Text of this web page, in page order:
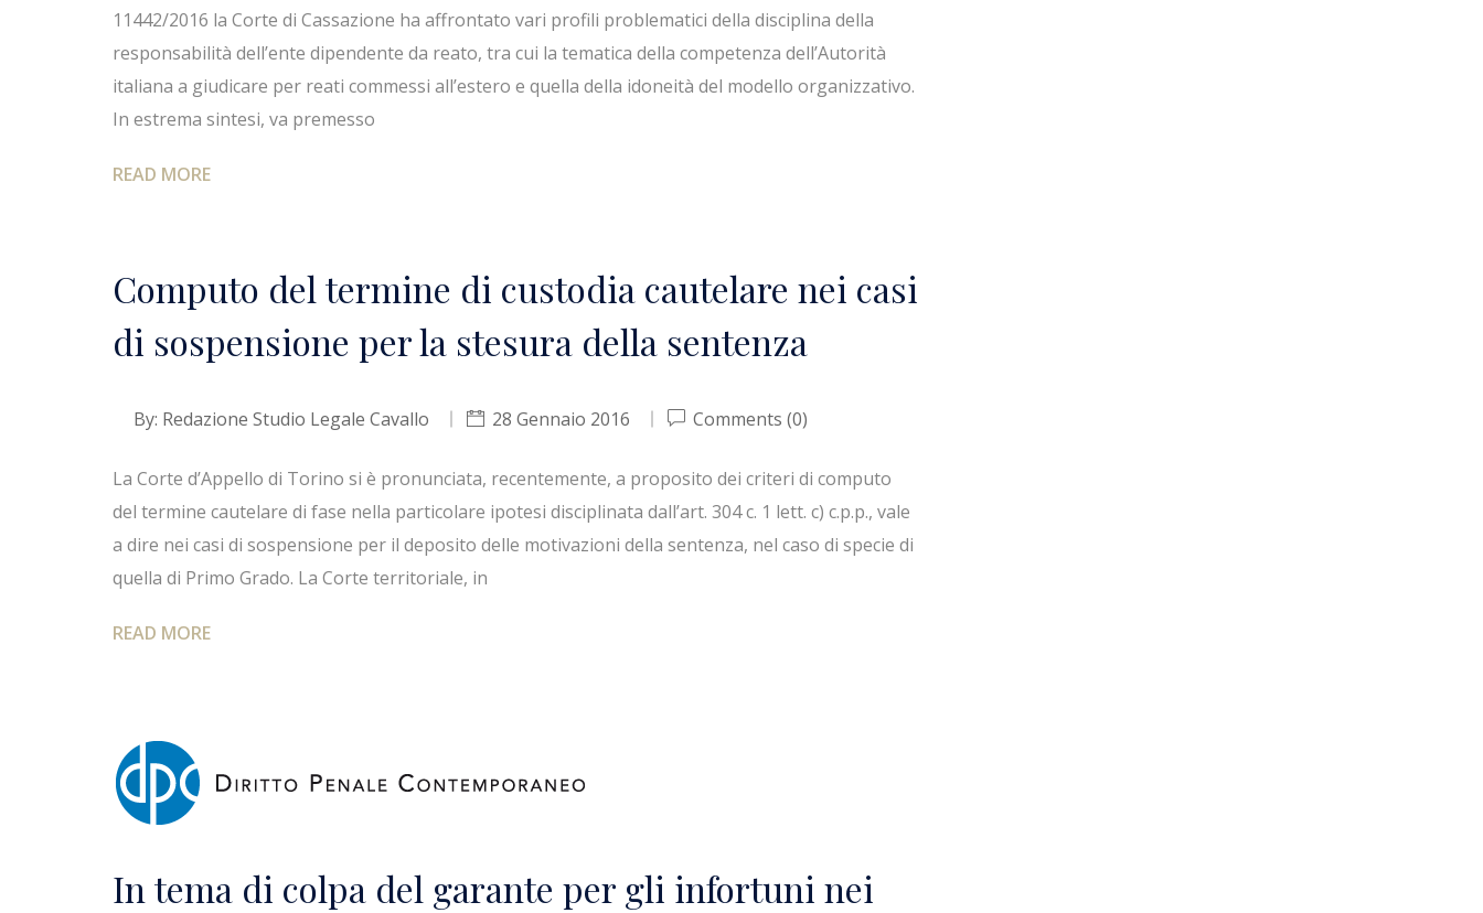
11442/2016 la Corte di Cassazione ha affrontato vari profili problematici della disciplina della
responsabilità dell’ente dipendente da reato, tra cui la tematica della competenza dell’Autorità
italiana a giudicare per reati commessi all’estero e quella della idoneità del modello organizzativo.
In estrema sintesi, va premesso
READ MORE
Computo del termine di custodia cautelare nei casi
di sospensione per la stesura della sentenza
By: Redazione Studio Legale Cavallo 28 Gennaio 2016 Comments (0)
La Corte d’Appello di Torino si è pronunciata, recentemente, a proposito dei criteri di computo
del termine cautelare di fase nella particolare ipotesi disciplinata dall’art. 304 c. 1 lett. c) c.p.p., vale
a dire nei casi di sospensione per il deposito delle motivazioni della sentenza, nel caso di specie di
quella di Primo Grado. La Corte territoriale, in
READ MORE
In tema di colpa del garante per gli infortuni nei